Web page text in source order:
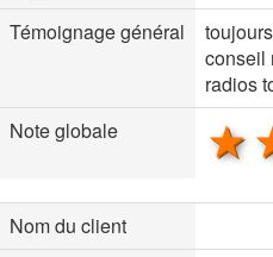
Témoignage général
conseil
radios
Note globale
Nom du client